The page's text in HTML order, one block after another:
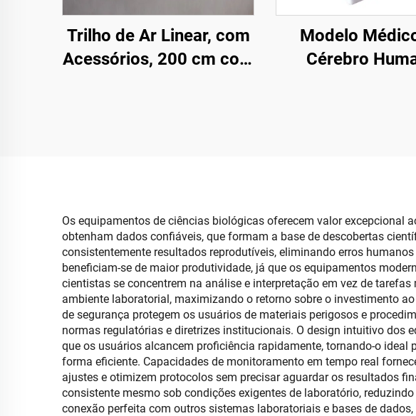
Trilho de Ar Linear, com
Acessórios, 200 cm com
Modelo
Cérebro
Os equipamentos de ciências biológicas oferecem valor excepcional
obtenham dados confiáveis, que formam a base de descobertas
consistentemente resultados reprodutíveis, eliminando erros
beneficiam-se de maior produtividade, já que os equipamentos
cientistas se concentrem na análise e interpretação em vez de
ambiente laboratorial, maximizando o retorno sobre o investimento
de segurança protegem os usuários de materiais perigosos e
normas regulatórias e diretrizes institucionais. O design intuitivo dos
que os usuários alcancem proficiência rapidamente, tornando-o
forma eficiente. Capacidades de monitoramento em tempo real
ajustes e otimizem protocolos sem precisar aguardar os resultados
consistente mesmo sob condições exigentes de laboratório,
conexão perfeita com outros sistemas laboratoriais e bases de